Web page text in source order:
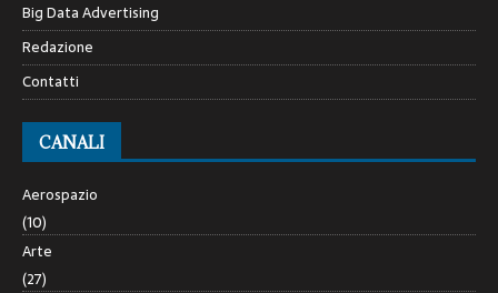
Big Data Advertising
Redazione
Contatti
CANALI
Aerospazio
(10)
Arte
(27)